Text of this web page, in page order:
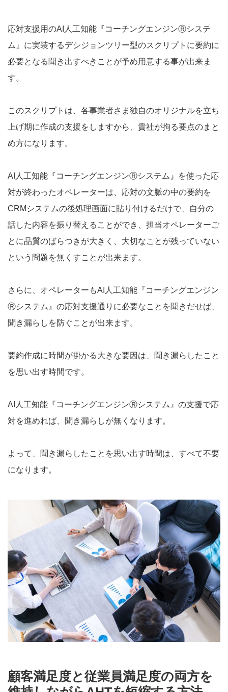
応対支援用のAI人工知能『コーチングエンジンⓇシステ
ム』に実装するデシジョンツリー型のスクリプトに要約に
必要となる聞き出すべきことが予め用意する事が出来ま
す。
このスクリプトは、各事業者さま独自のオリジナルを立ち
上げ期に作成の支援をしますから、貴社が拘る要点のまと
め方になります。
AI人工知能『コーチングエンジンⓇシステム』を使った応
対が終わったオペレーターは、応対の文脈の中の要約を
CRMシステムの後処理画面に貼り付けるだけで、自分の
話した内容を振り替えることができ、担当オペレーターご
とに品質のばらつきが大きく、大切なことが残っていない
という問題を無くすことが出来ます。
さらに、オペレーターもAI人工知能『コーチングエンジン
Ⓡシステム』の応対支援通りに必要なことを聞きだせば、
聞き漏らしを防ぐことが出来ます。
要約作成に時間が掛かる大きな要因は、聞き漏らしたこと
を思い出す時間です。
AI人工知能『コーチングエンジンⓇシステム』の支援で応
対を進めれば、聞き漏らしが無くなります。
よって、聞き漏らしたことを思い出す時間は、すべて不要
になります。
顧客満足度と従業員満足度の両方を